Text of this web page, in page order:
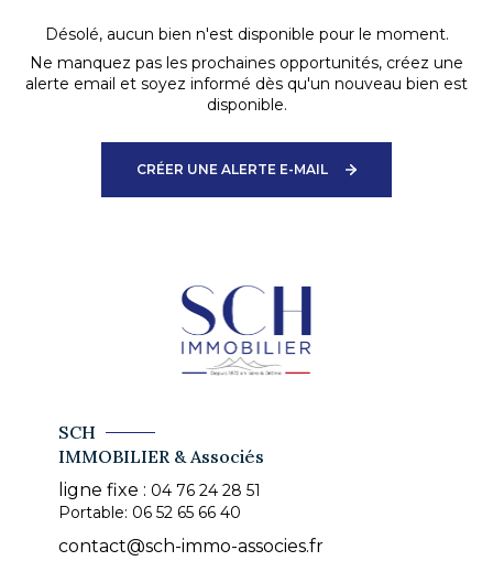
Désolé, aucun bien n'est disponible pour le moment.
Ne manquez pas les prochaines opportunités, créez une
alerte email et soyez informé dès qu'un nouveau bien est
disponible.
CRÉER UNE ALERTE E-MAIL
SCH
IMMOBILIER & Associés
ligne fixe : 04 76 24 28 51
Portable: 06 52 65 66 40
contact@sch-immo-associes.fr